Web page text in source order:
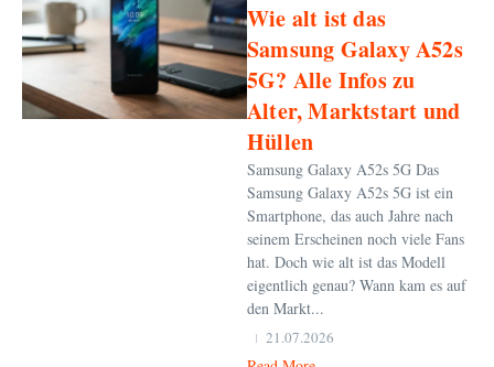
Wie alt ist das
Samsung Galaxy A52s
5G? Alle Infos zu
Alter, Marktstart und
Hüllen
Samsung Galaxy A52s 5G Das
Samsung Galaxy A52s 5G ist ein
Smartphone, das auch Jahre nach
seinem Erscheinen noch viele Fans
hat. Doch wie alt ist das Modell
eigentlich genau? Wann kam es auf
den Markt...
21.07.2026